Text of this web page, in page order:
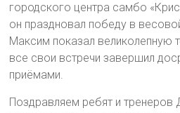
городского центра самбо
он праздновал победу в
Максим показал великолепную
все свои встречи завершил
приёмами.
Поздравляем ребят и тренеров